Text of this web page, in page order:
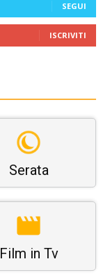
SEGUI
ISCRIVITI
Serata
Film in Tv